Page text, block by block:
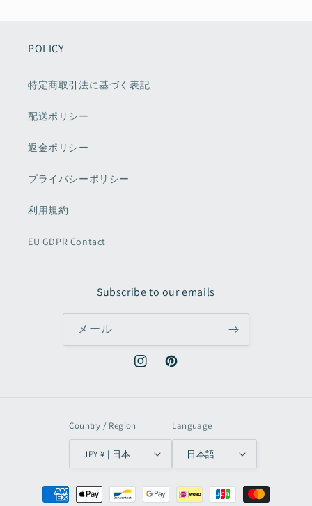
POLICY
特定商取引法に基づく表記
配送ポリシー
返金ポリシー
プライバシーポリシー
利用規約
EU GDPR Contact
Subscribe to our emails
メール
InstagramPinterest
Country / Region
JPY ¥ | 日本
Language
日本語